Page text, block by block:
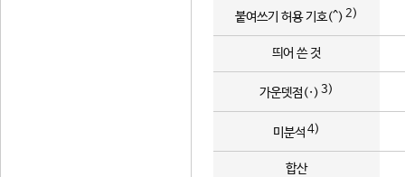
붙여쓰기 허용 기호(^) 2)
띄어 쓴 것
가운뎃점(·) 3)
미분석 4)
합산